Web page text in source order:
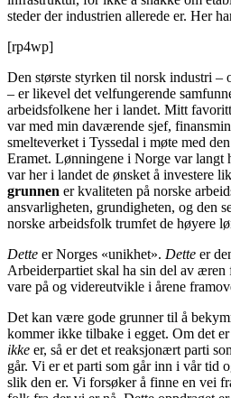
steder der industrien allerede er. Her
[rp4wp]
Den største styrken til norsk industri –
– er likevel det velfungerende
arbeidsfolkene her i landet. Mitt
var med min daværende sjef,
smelteverket i Tyssedal i møte med
Eramet. Lønningene i Norge var langt
var her i landet de ønsket å investere
grunnen er kvaliteten på norske
ansvarligheten, grundigheten, og den
norske arbeidsfolk trumfet de høyere
Dette er Norges «unikhet». Dette er
Arbeiderpartiet skal ha sin del av æren
vare på og videreutvikle i årene
Det kan være gode grunner til å
kommer ikke tilbake i egget. Om det
ikke er, så er det et reaksjonært parti
går. Vi er et parti som går inn i vår tid
slik den er. Vi forsøker å finne en vei